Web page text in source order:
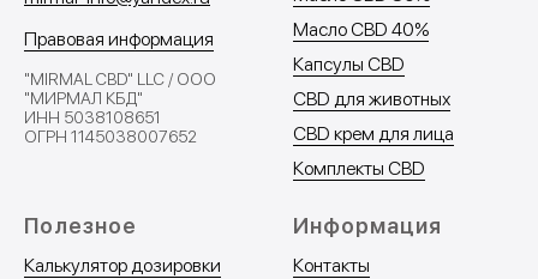
Правовая информация
"MIRMAL CBD" LLC / ООО
"МИРМАЛ КБД"
ИНН 5038108651
ОГРН 1145038007652
Масло CBD 40%
Капсулы CBD
CBD для животных
CBD крем для лица
Комплекты CBD
Полезное
Калькулятор дозировки
Информация
Контакты